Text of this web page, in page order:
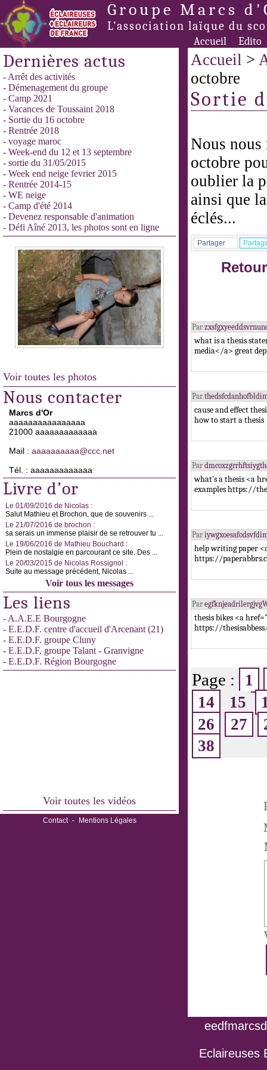
Groupe Marcs
L’association laïque du
Accueil Edito
Dernières actus
- Arrêt des activités
- Démenagement du groupe
- Camp 2021
- Vacances de Toussaint 2018
- Sortie du 16 octobre
- Rentrée 2018
- voyage maroc
- Week-end du 12 et 13 septembre
- sortie du 31/05/2015
- Week end neige fevrier 2015
- Rentrée 2014-15
- WE neige
- Camp d'été 2014
- Devenez responsable d'animation
- Défi Aîné 2013, les photos sont en ligne
Voir toutes les photos
Nous contacter
Marcs d'Or
aaaaaaaaaaaaaaaa
21000 aaaaaaaaaaaaa
Mail : aaaaaaaaaa@ccc.net
Tél. : aaaaaaaaaaaaa
Livre d’or
Le 01/09/2016 de Nicolas :
Salut Mathieu et Brochon, que de souvenirs ...
Le 21/07/2016 de brochon :
sa serais un immense plaisir de se retrouver tu ...
Le 19/06/2016 de Mathieu Bouchard :
Plein de nostalgie en parcourant ce site. Des ...
Le 20/03/2015 de Nicolas Rossignol :
Suite au message précédent, Nicolas ...
Voir tous les messages
Les liens
- A.A.E.E Bourgogne
- E.E.D.F. centre d'accueil d'Arcenant (21)
- E.E.D.F. groupe Cluny
- E.E.D.F. groupe Talant - Granvigne
- E.E.D.F. Région Bourgogne
Voir toutes les vidéos
Contact - Mentions Légales
Accueil >
octobre
Sortie
Nous nous
octobre
oublier la
ainsi que
éclés...
Partager
Par
what is a thesis
media</a> great
Par
cause and effect
how to start a thesis
Par
what's a thesis <a
examples https://
Par
help writing paper
https://
Par
thesis bikes <a
https://
Page :
1
14
15
26
27
38
Eclaireuses